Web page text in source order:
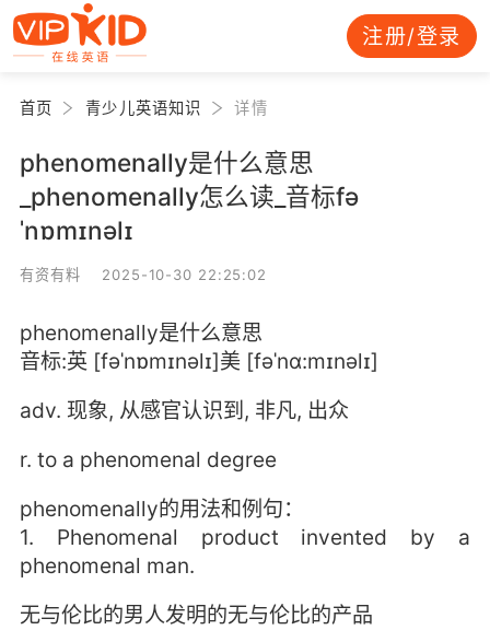
注册/登录
首页 青少儿英语知识 详情
phenomenally是什么意思
_phenomenally怎么读_音标fə
ˈnɒmɪnəlɪ
有资有料 2025-10-30 22:25:02
phenomenally是什么意思
音标:英 [fəˈnɒmɪnəlɪ]美 [fəˈnɑ:mɪnəlɪ]
adv. 现象, 从感官认识到, 非凡, 出众
r. to a phenomenal degree
phenomenally的用法和例句：
1. Phenomenal product invented by a
phenomenal man.
无与伦比的男人发明的无与伦比的产品